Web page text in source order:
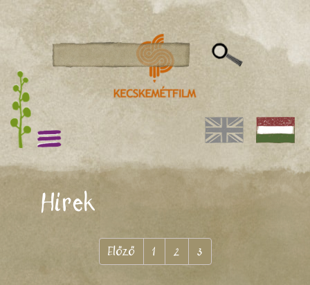
Hírek
Előző 1 2 3